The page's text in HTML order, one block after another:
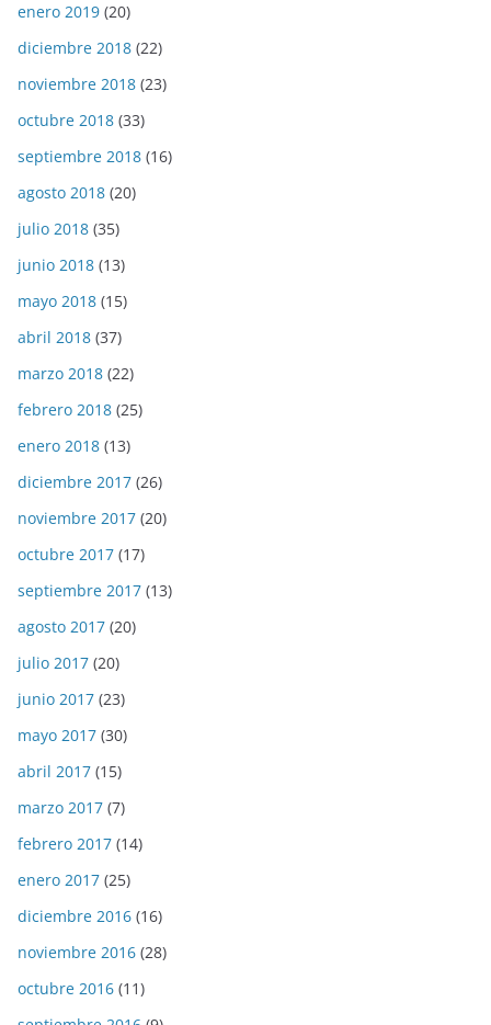
enero 2019 (20)
diciembre 2018 (22)
noviembre 2018 (23)
octubre 2018 (33)
septiembre 2018 (16)
agosto 2018 (20)
julio 2018 (35)
junio 2018 (13)
mayo 2018 (15)
abril 2018 (37)
marzo 2018 (22)
febrero 2018 (25)
enero 2018 (13)
diciembre 2017 (26)
noviembre 2017 (20)
octubre 2017 (17)
septiembre 2017 (13)
agosto 2017 (20)
julio 2017 (20)
junio 2017 (23)
mayo 2017 (30)
abril 2017 (15)
marzo 2017 (7)
febrero 2017 (14)
enero 2017 (25)
diciembre 2016 (16)
noviembre 2016 (28)
octubre 2016 (11)